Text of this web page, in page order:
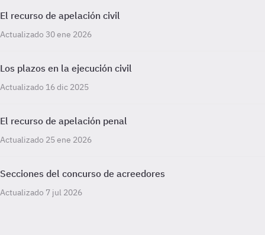
El recurso de apelación civil
Actualizado 30 ene 2026
Los plazos en la ejecución civil
Actualizado 16 dic 2025
El recurso de apelación penal
Actualizado 25 ene 2026
Secciones del concurso de acreedores
Actualizado 7 jul 2026